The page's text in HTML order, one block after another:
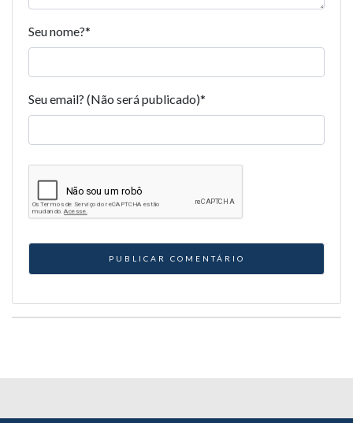
Seu nome?*
Seu email? (Não será publicado)*